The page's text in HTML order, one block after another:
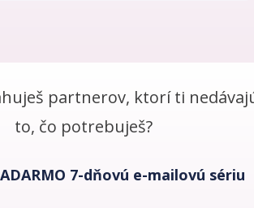
partnerov, ktorí ti
to, čo potrebuješ?
7-dňovú e-mailovú sériu